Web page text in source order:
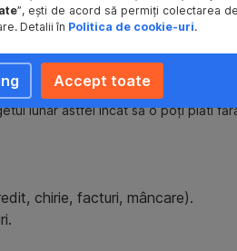
pentru
lunar astfel încât să o poți plăti
chirie, facturi, mâncare).
”, ești de acord să permiți colectarea
Detalii în Politica de cookie-uri.
Accept toate